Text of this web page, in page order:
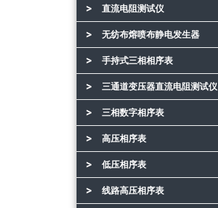
直流电阻测试仪
无纺布熔喷布静电发生器
手持式三相相序表
三通道变压器直流电阻测试仪
三相数字相序表
高压相序表
低压相序表
线路高压相序表